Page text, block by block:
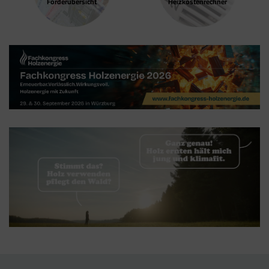
Google Tag Manager
Der Google Tag Manager setzt keine Cookies
ein "Container", über den Sie u.a. verschiedene
Tracking- und Remarketing-Codes gebündelt
einbauen können. Wenn Sie beispielsweise
Google Analytics über den Tag Manager
einbinden, werden Cookies gesetzt. Diese
Cookies stammen aber von Google Analytics
und nicht vom Tag Manager selbst.